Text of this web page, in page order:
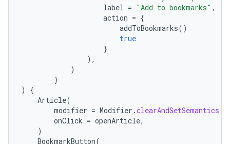
label = "Add to bookmarks" ,
action = {
addToBookmarks()
true
}
),
)
}
)
{
Article(
modifier = Modifier .clearAndSetSemantics
onClick = openArticle,
)
BookmarkButton(